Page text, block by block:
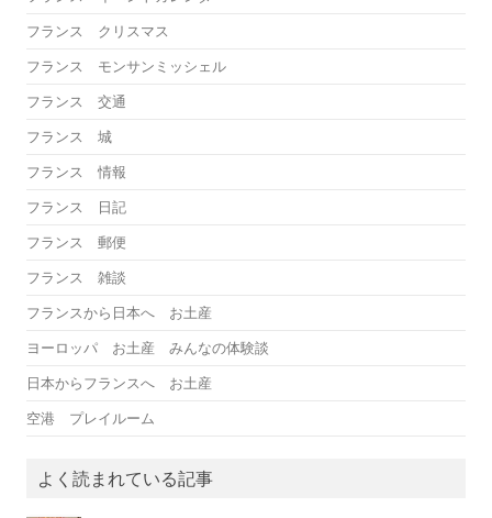
フランス クリスマス
フランス モンサンミッシェル
フランス 交通
フランス 城
フランス 情報
フランス 日記
フランス 郵便
フランス 雑談
フランスから日本へ お土産
ヨーロッパ お土産 みんなの体験談
日本からフランスへ お土産
空港 プレイルーム
よく読まれている記事